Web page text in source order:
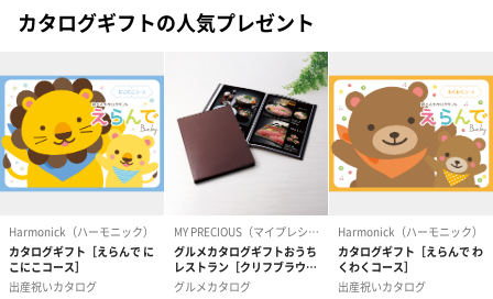
配送用のダンボールを装飾いたします。お相手のご住所に直接お
送りする際に人気のオプションです。お相手に直接手渡しする場
合は、紙袋との併用もおすすめです。
カタログギフトの人気プレゼント